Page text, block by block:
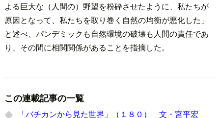
よる巨大な（人間の）野望を粉砕させたように、私たちが
原因となって、私たちを取り巻く自然の均衡が悪化した」
と述べ、パンデミックも自然環境の破壊も人間の責任であ
り、その間に相関関係があることを指摘した。
この連載記事の一覧
「バチカンから見た世界」（１８０） 文・宮平宏